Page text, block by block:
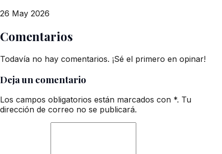
26 May 2026
Comentarios
Todavía no hay comentarios. ¡Sé el primero en opinar!
Deja un comentario
Los campos obligatorios están marcados con *. Tu
dirección de correo no se publicará.